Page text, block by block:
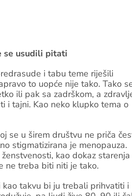
se usudili pitati
i tabu teme riješili
to uopće nije tako. Tako
ili pak sa zadrškom, a
i tajni. Kao neko klupko tema o
se u širem društvu ne priča
stigmatizirana je menopauza.
kao dokaz starenja
ne treba biti niti je tako.
kao takvu bi ju trebali prihvatiti i